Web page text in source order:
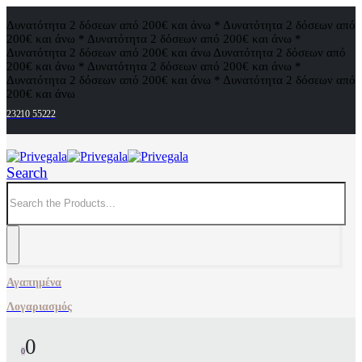
Δυνατότητα 2 δόσεων από 200€ και άνω * Δυνατότητα 2 δόσεων από
200€ και άνω * Δυνατότητα 2 δόσεων από 200€ και άνω *
Δυνατότητα 2 δόσεων από 200€ και άνω Δυνατότητα 2 δόσεων από
200€ και άνω * Δυνατότητα 2 δόσεων από 200€ και άνω *
Δυνατότητα 2 δόσεων από 200€ και άνω * Δυνατότητα 2 δόσεων από
200€ και άνω
23210 55222
Search
Αγαπημένα
Λογαριασμός
00